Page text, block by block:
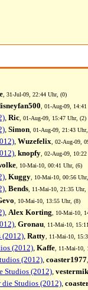
, 31-Jul-09, 22:44 Uhr, (0)
, 01-Aug-09,
, Ric , 01-Aug-09, 15:47 Uhr, (2)
, Simon , 01-Aug-09, 21:43
, Wuzefelix , 02-Aug-09,
, knopfy , 02-Aug-09,
, 10-Mai-10, 00:41 Uhr, (6)
, Kuggy , 10-Mai-10, 00:56
, Bends , 11-Mai-10, 21:35 Uhr,
, 10-Mai-10, 13:55 Uhr, (8)
, Alex Korting , 10-Mai-10,
, Gronau , 11-Mai-10,
(2012), Ratty , 11-Mai-10,
(2012), Kaffe , 11-Mai-
(2012), coaster1977
Studios (2012),
Studios (2012),